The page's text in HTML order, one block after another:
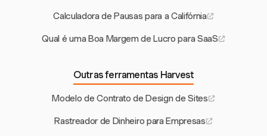
Calculadora de Pausas para a Califórnia
Qual é uma Boa Margem de Lucro para SaaS
Outras ferramentas Harvest
Modelo de Contrato de Design de Sites
Rastreador de Dinheiro para Empresas